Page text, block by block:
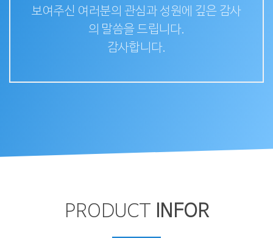
보여주신 여러분의 관심과 성원에 깊은 감사
의 말씀을 드립니다.
감사합니다.
PRODUCT INFOR